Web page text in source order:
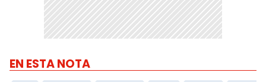
EN ESTA NOTA